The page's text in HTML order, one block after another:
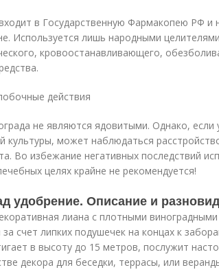
в Государственную Фармакопею РФ и
Используется лишь народными
кровоостанавливающего,
действия
не являются ядовитыми. Однако, если
культуры, может наблюдаться
Во избежание негативных последствий
целях крайне не рекомендуется!
удобрение. Описание и
лиана с плотными
счет липких подушечек на концах к
в высоту до 15 метров, послужит
декора для беседки, террасы, или